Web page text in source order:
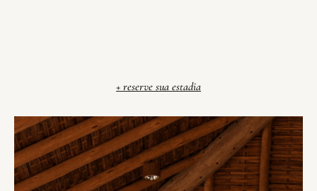
+ reserve sua estadia